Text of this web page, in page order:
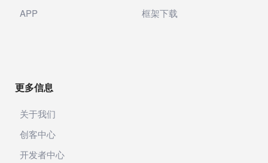
APP
框架下载
更多信息
关于我们
创客中心
开发者中心